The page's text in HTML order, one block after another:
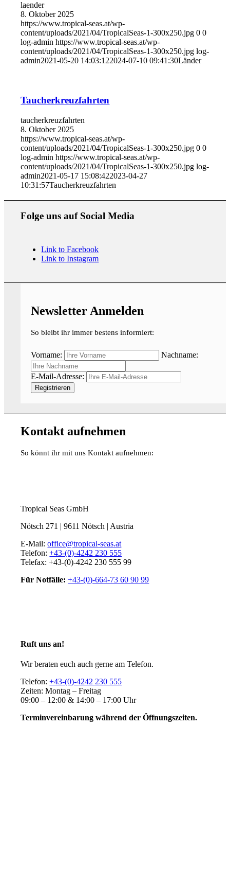
laender
8. Oktober 2025
https://www.tropical-seas.at/wp-
content/uploads/2021/04/TropicalSeas-1-300x250.jpg 0 0
log-admin https://www.tropical-seas.at/wp-
content/uploads/2021/04/TropicalSeas-1-300x250.jpg log-
admin2021-05-20 14:03:122024-07-10 09:41:30Länder
Taucherkreuzfahrten
taucherkreuzfahrten
8. Oktober 2025
https://www.tropical-seas.at/wp-
content/uploads/2021/04/TropicalSeas-1-300x250.jpg 0 0
log-admin https://www.tropical-seas.at/wp-
content/uploads/2021/04/TropicalSeas-1-300x250.jpg log-
admin2021-05-17 15:08:422023-04-27
10:31:57Taucherkreuzfahrten
Folge uns auf Social Media
Link to Facebook
Link to Instagram
Newsletter Anmelden
So bleibt ihr immer bestens informiert:
Vorname: Nachname:
E-Mail-Adresse:
Kontakt aufnehmen
So könnt ihr mit uns Kontakt aufnehmen:
Tropical Seas GmbH
Nötsch 271 | 9611 Nötsch | Austria
E-Mail:office@tropical-seas.at
Telefon:+43-(0)-4242 230 555
Telefax: +43-(0)-4242 230 555 99
Für Notfälle: +43-(0)-664-73 60 90 99
Ruft uns an!
Wir beraten euch auch gerne am Telefon.
Telefon:+43-(0)-4242 230 555
Zeiten: Montag – Freitag
09:00 – 12:00 & 14:00 – 17:00 Uhr
Terminvereinbarung während der Öffnungszeiten.